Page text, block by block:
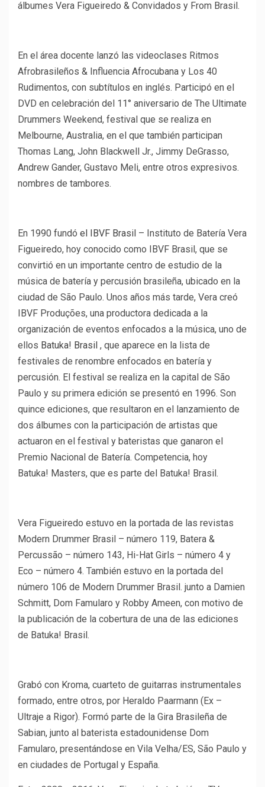
álbumes Vera Figueiredo & Convidados y From Brasil.
En el área docente lanzó las videoclases Ritmos
Afrobrasileños & Influencia Afrocubana y Los 40
Rudimentos, con subtítulos en inglés. Participó en el
DVD en celebración del 11° aniversario de The Ultimate
Drummers Weekend, festival que se realiza en
Melbourne, Australia, en el que también participan
Thomas Lang, John Blackwell Jr., Jimmy DeGrasso,
Andrew Gander, Gustavo Meli, entre otros expresivos.
nombres de tambores.
En 1990 fundó el IBVF Brasil – Instituto de Batería Vera
Figueiredo, hoy conocido como IBVF Brasil, que se
convirtió en un importante centro de estudio de la
música de batería y percusión brasileña, ubicado en la
ciudad de São Paulo. Unos años más tarde, Vera creó
IBVF Produções, una productora dedicada a la
organización de eventos enfocados a la música, uno de
ellos Batuka! Brasil , que aparece en la lista de
festivales de renombre enfocados en batería y
percusión. El festival se realiza en la capital de São
Paulo y su primera edición se presentó en 1996. Son
quince ediciones, que resultaron en el lanzamiento de
dos álbumes con la participación de artistas que
actuaron en el festival y bateristas que ganaron el
Premio Nacional de Batería. Competencia, hoy
Batuka! Masters, que es parte del Batuka! Brasil.
Vera Figueiredo estuvo en la portada de las revistas
Modern Drummer Brasil – número 119, Batera &
Percussão – número 143, Hi-Hat Girls – número 4 y
Eco – número 4. También estuvo en la portada del
número 106 de Modern Drummer Brasil. junto a Damien
Schmitt, Dom Famularo y Robby Ameen, con motivo de
la publicación de la cobertura de una de las ediciones
de Batuka! Brasil.
Grabó con Kroma, cuarteto de guitarras instrumentales
formado, entre otros, por Heraldo Paarmann (Ex –
Ultraje a Rigor). Formó parte de la Gira Brasileña de
Sabian, junto al baterista estadounidense Dom
Famularo, presentándose en Vila Velha/ES, São Paulo y
en ciudades de Portugal y España.